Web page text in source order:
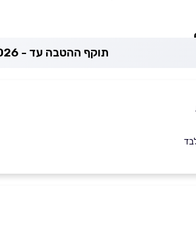
תוקף ההטבה עד - 07.09.2026